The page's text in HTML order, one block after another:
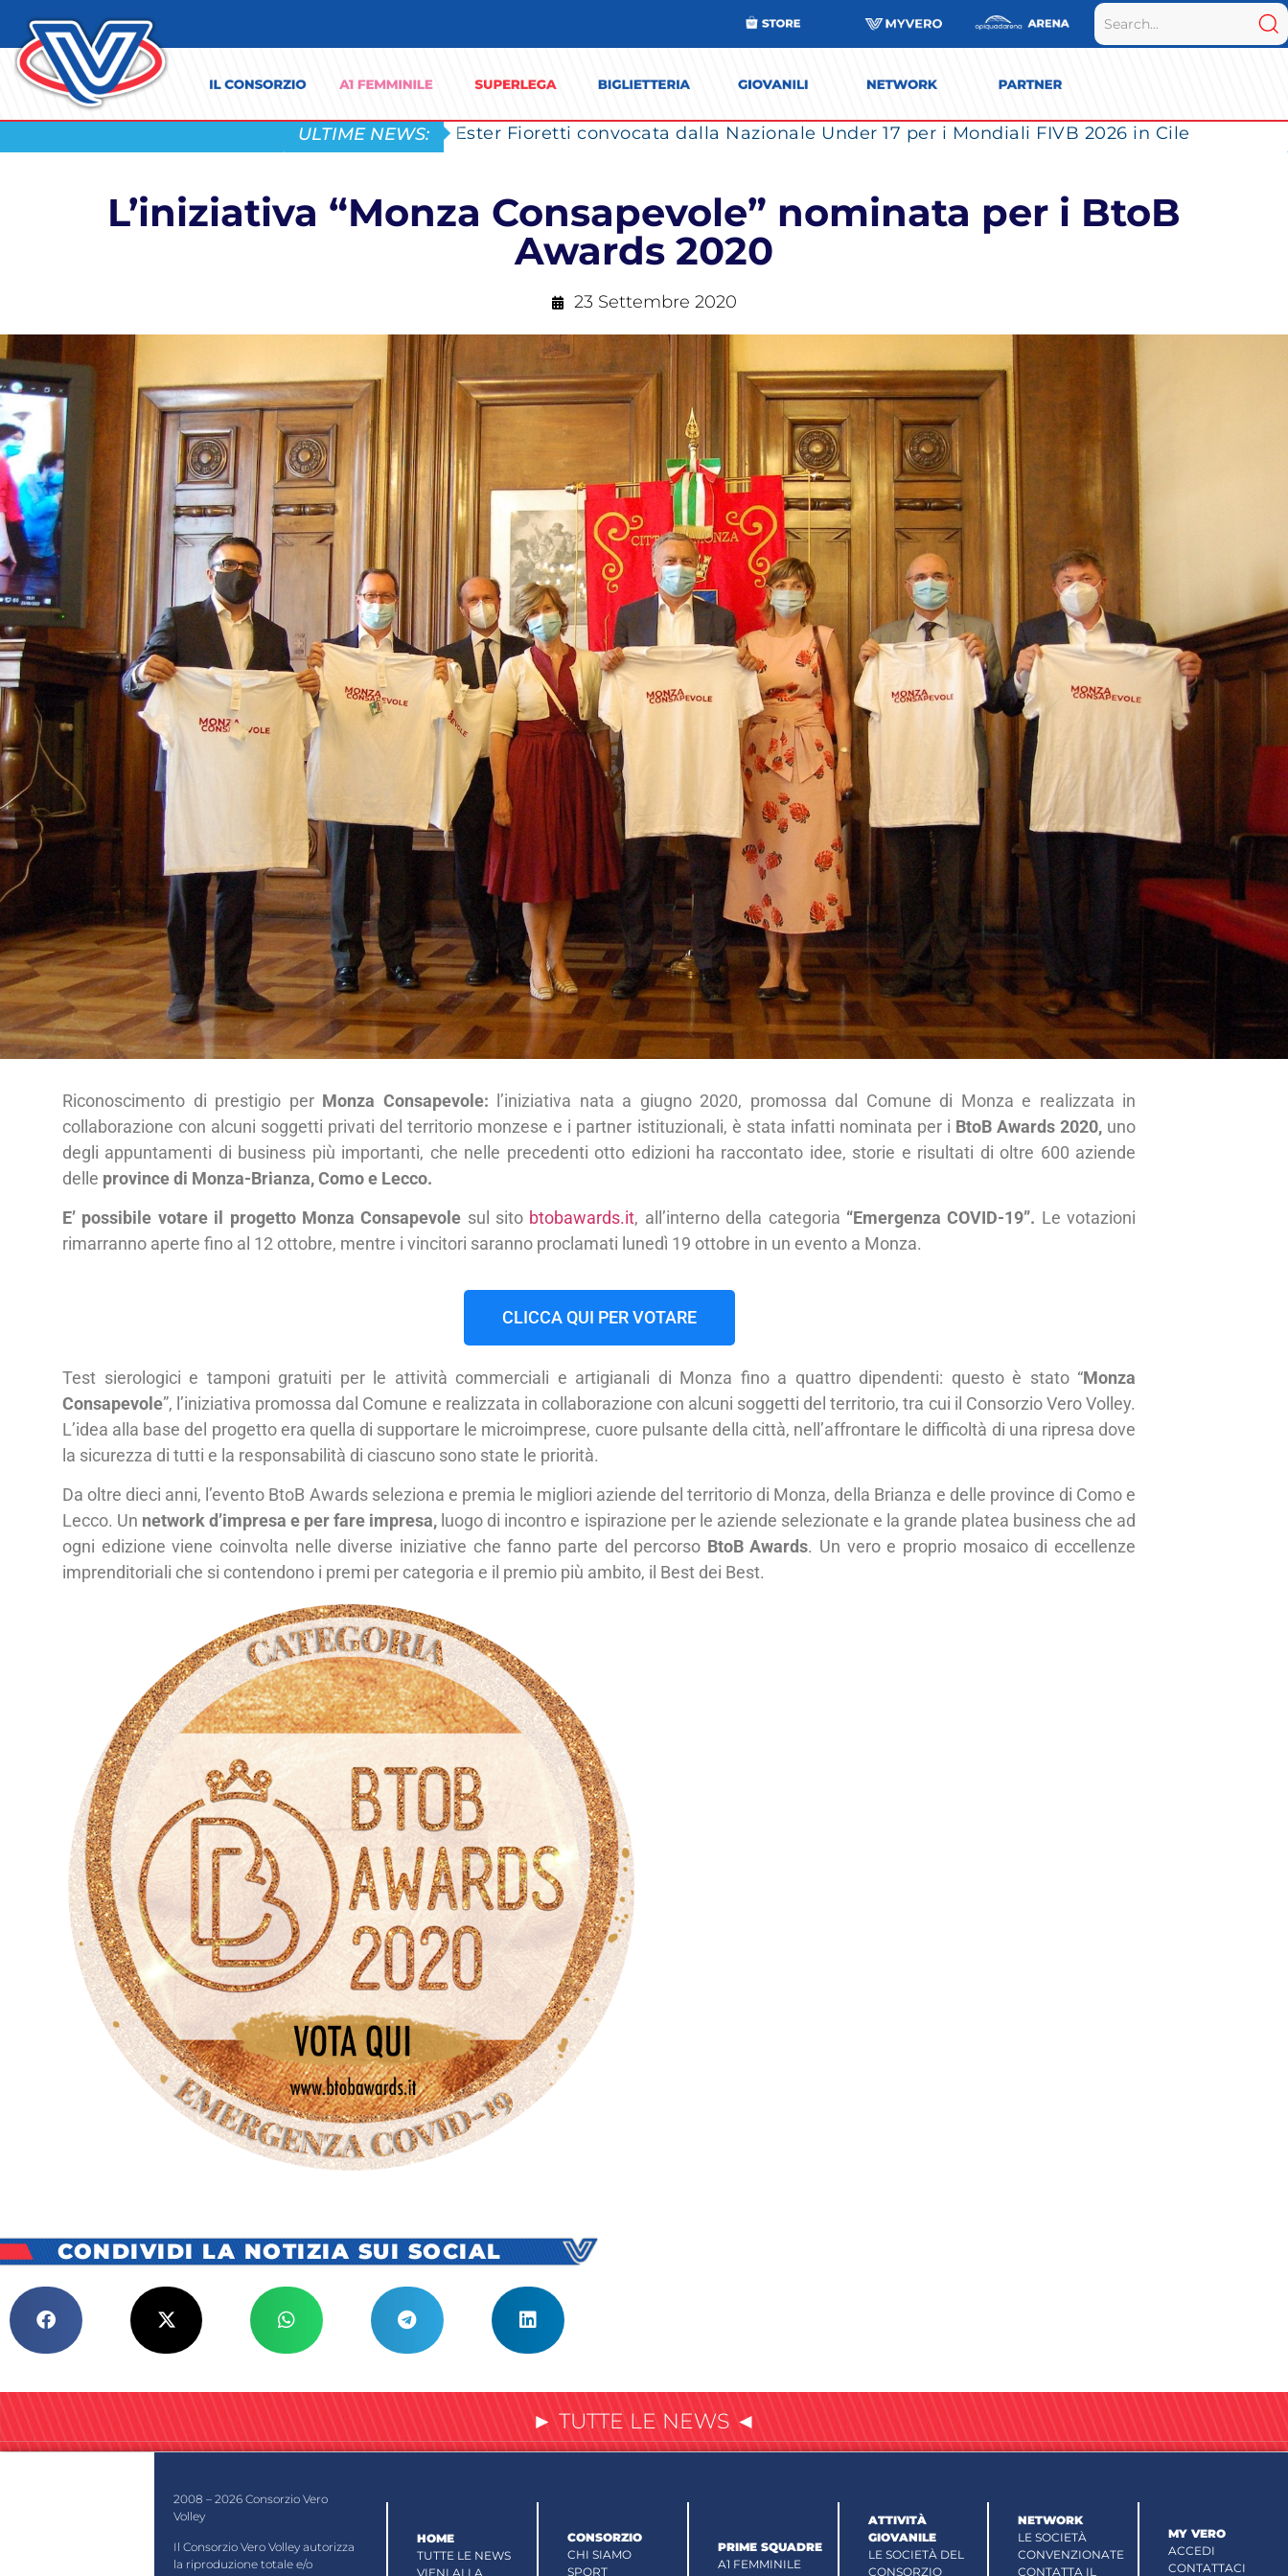
ULTIME NEWS: Ester Fioretti convocata dalla Nazionale Under 17 per i Mondiali FIVB 2026 in Cile
L’iniziativa “Monza Consapevole” nominata per i BtoB
Awards 2020
23 Settembre 2020
Riconoscimento di prestigio per Monza Consapevole: l’iniziativa nata a giugno 2020, promossa dal Comune di Monza e realizzata in
collaborazione con alcuni soggetti privati del territorio monzese e i partner istituzionali, è stata infatti nominata per i BtoB Awards 2020,uno
degli appuntamenti di business più importanti, che nelle precedenti otto edizioni ha raccontato idee, storie e risultati di oltre 600 aziende
delle province di Monza-Brianza, Como e Lecco.
E’ possibile votare il progetto Monza Consapevole sul sito btobawards.it, all’interno della categoria “Emergenza COVID-19”. Le votazioni
rimarranno aperte fino al 12 ottobre, mentre i vincitori saranno proclamati lunedì 19 ottobre in un evento a Monza.
CLICCA QUI PER VOTARE
Test sierologici e tamponi gratuiti per le attività commerciali e artigianali di Monza fino a quattro dipendenti: questo è stato “Monza
Consapevole”, l’iniziativa promossa dal Comune e realizzata in collaborazione con alcuni soggetti del territorio, tra cui il Consorzio Vero Volley.
L’idea alla base del progetto era quella di supportare le microimprese, cuore pulsante della città, nell’affrontare le difficoltà di una ripresa dove
la sicurezza di tutti e la responsabilità di ciascuno sono state le priorità.
Da oltre dieci anni, l’evento BtoB Awards seleziona e premia le migliori aziende del territorio di Monza, della Brianza e delle province di Como e
Lecco. Un network d’impresa e per fare impresa, luogo di incontro e ispirazione per le aziende selezionate e la grande platea business che ad
ogni edizione viene coinvolta nelle diverse iniziative che fanno parte del percorso BtoB Awards. Un vero e proprio mosaico di eccellenze
imprenditoriali che si contendono i premi per categoria e il premio più ambito, il Best dei Best.
CONDIVIDI LA NOTIZIA SUI SOCIAL
► TUTTE LE NEWS ◄
2008 – 2026 Consorzio Vero
Volley
Il Consorzio Vero Volley autorizza
la riproduzione totale e/o
HOME
TUTTE LE NEWS
VIENI ALLA
CONSORZIO
CHI SIAMO
SPORT
PRIME SQUADRE
A1 FEMMINILE
ATTIVITÀ
GIOVANILE
LE SOCIETÀ DEL
CONSORZIO
NETWORK
LE SOCIETÀ
CONVENZIONATE
CONTATTA IL
MY VERO
ACCEDI
CONTATTACI